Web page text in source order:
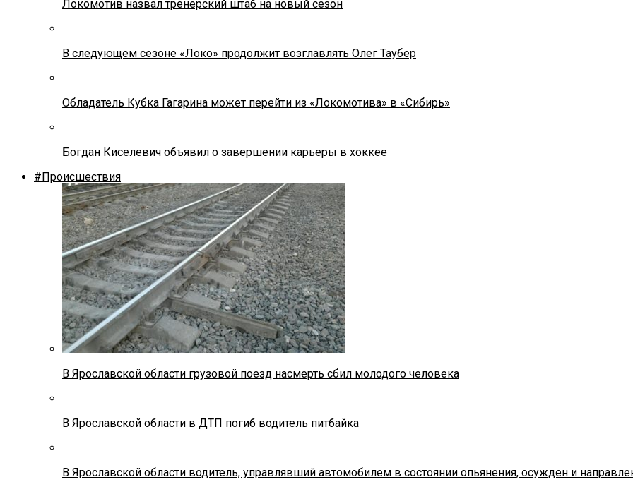
Локомотив назвал тренерский штаб на новый сезон
В следующем сезоне «Локо» продолжит возглавлять Олег Таубер
Обладатель Кубка Гагарина может перейти из «Локомотива» в «Сибирь»
Богдан Киселевич объявил о завершении карьеры в хоккее
#Происшествия
В Ярославской области грузовой поезд насмерть сбил молодого человека
В Ярославской области в ДТП погиб водитель питбайка
В Ярославской области водитель, управлявший автомобилем в состоянии опьянения, осужден и